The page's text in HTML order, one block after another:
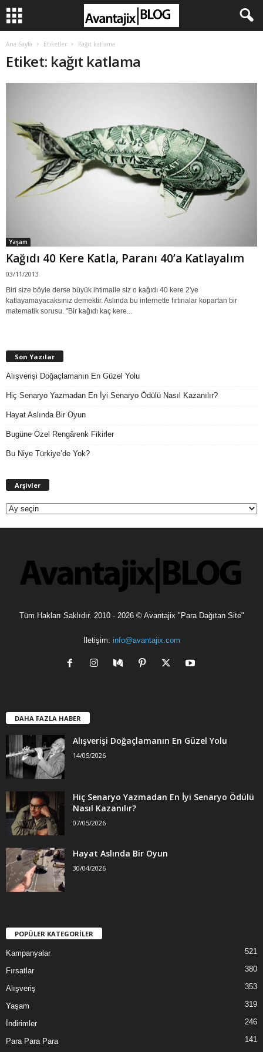
Ana Sayfa Etiketler Kağıt katlama
Etiket: kağıt katlama
Yaşam
Kağıdı 40 Kere Katla, Paranı 40’a Katlayalım
03/11/2013
Biri size böyle derse büyük ihtimalle siz o kağıdı 40 kere 2'ye
katlayamayacaksınız demektir. Aslında bu internette fırtınalar kopartan bir
matematik sorusu. "Bir kağıdı kaç kere...
Son Yazılar
Alışverişi Doğaçlamanın En Güzel Yolu
Hiç Senaryo Yazmadan En İyi Senaryo Ödülü Nasıl Kazanılır?
Hayat Aslında Bir Oyun
Bugüne Özel Rengârenk Fikirler
Bu Niye Türkiye’de Yok?
Arşivler
Tüm Hakları Saklıdır. 2010 - 2026 © Avantajix "Para Dağıtan Site"
İletişim: info@avantajix.com
DAHA FAZLA HABER
Alışverişi Doğaçlamanın En Güzel Yolu
14/05/2026
Hiç Senaryo Yazmadan En İyi Senaryo Ödülü
Nasıl Kazanılır?
07/05/2026
Hayat Aslında Bir Oyun
30/04/2026
POPÜLER KATEGORİLER
Kampanyalar 521
Fırsatlar 380
Alışveriş 353
Yaşam 319
İndirimler 246
Para Para Para 141